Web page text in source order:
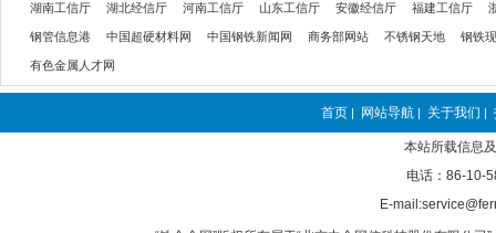
湖南工信厅 湖北经信厅 河南工信厅 山东工信厅 安徽经信厅 福建工信厅
钢管信息港 中国超硬材料网 中国钢铁新闻网 商务部网站 不锈钢天地 钢铁
有色金属人才网
首页 | 网站导航 | 关于我们 |
本站所载信息
电话：86-10-
E-